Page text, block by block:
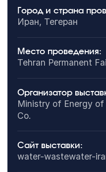
Город и страна
Иран, Тегеран
Место проведения:
Tehran Permanent
Организатор
Ministry of Energy of
Co.
Сайт выставки:
water-wastewater-